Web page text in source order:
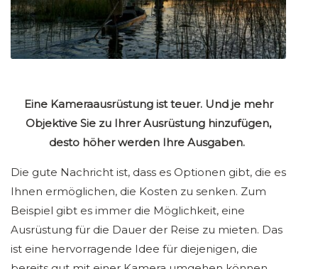
Eine Kameraausrüstung ist teuer. Und je mehr
Objektive Sie zu Ihrer Ausrüstung hinzufügen,
desto höher werden Ihre Ausgaben.
Die gute Nachricht ist, dass es Optionen gibt, die es
Ihnen ermöglichen, die Kosten zu senken. Zum
Beispiel gibt es immer die Möglichkeit, eine
Ausrüstung für die Dauer der Reise zu mieten. Das
ist eine hervorragende Idee für diejenigen, die